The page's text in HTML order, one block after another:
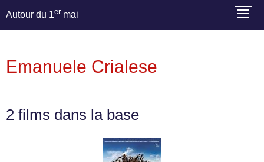
Autour du 1er mai
Emanuele Crialese
2 films dans la base